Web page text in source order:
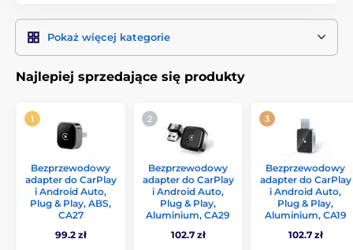
Pokaż więcej kategorie
Najlepiej sprzedające się produkty
Bezprzewodowy
adapter do CarPlay
i Android Auto,
Plug & Play, ABS,
CA27
99.2 zł
Bezprzewodowy
adapter do CarPlay
i Android Auto,
Plug & Play,
Aluminium, CA29
102.7 zł
Bezprzewodowy
adapter do CarPlay
i Android Auto,
Plug & Play,
Aluminium, CA19
102.7 zł